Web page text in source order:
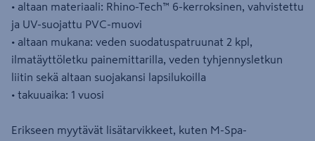
• altaan materiaali: Rhino-Tech™ 6-kerroksinen, vahvistettu
ja UV-suojattu PVC-muovi
• altaan mukana: veden suodatuspatruunat 2 kpl,
ilmatäyttöletku painemittarilla, veden tyhjennysletkun
liitin sekä altaan suojakansi lapsilukoilla
• takuuaika: 1 vuosi
Erikseen myytävät lisätarvikkeet, kuten M-Spa-